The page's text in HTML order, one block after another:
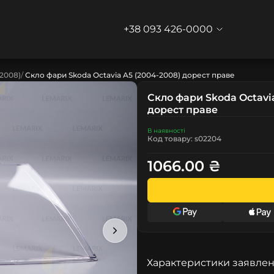
+38 093 426-0000
Скло фари Skoda Octavia A5 (2004-2008) дорест праве
Скло фари Skoda
дорест праве
В наявності
Код товару: s02204
1066.00 ₴
Характеристики